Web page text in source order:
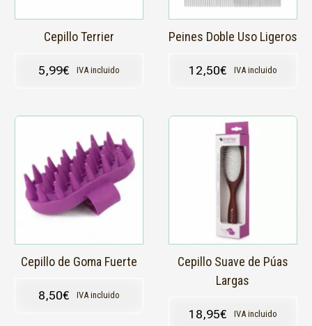
Cepillo Terrier
5,99€ IVA incluido
Peines Doble Uso Ligeros
12,50€ IVA incluido
pueden
elegir
en
página
Cepillo de Goma Fuerte
8,50€ IVA incluido
Cepillo Suave de Púas
Largas
18,95€ IVA incluido